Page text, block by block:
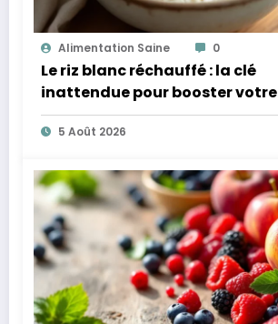
Alimentation Saine 0
Le riz blanc réchauffé : la clé
inattendue pour booster votre
microbiote
5 Août 2026